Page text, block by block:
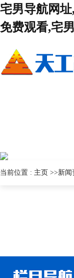
宅男导航网
免费观看,宅
当前位置 : 主页 >>新闻